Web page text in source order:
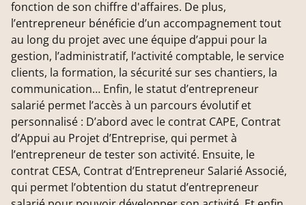
fonction de son chiffre d'affaires. De plus,
l’entrepreneur bénéficie d’un accompagnement tout
au long du projet avec une équipe d’appui pour la
gestion, l’administratif, l’activité comptable, le service
clients, la formation, la sécurité sur ses chantiers, la
communication… Enfin, le statut d’entrepreneur
salarié permet l’accès à un parcours évolutif et
personnalisé : D’abord avec le contrat CAPE, Contrat
d’Appui au Projet d’Entreprise, qui permet à
l’entrepreneur de tester son activité. Ensuite, le
contrat CESA, Contrat d’Entrepreneur Salarié Associé,
qui permet l’obtention du statut d’entrepreneur